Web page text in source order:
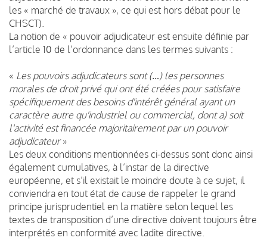
les « marché de travaux », ce qui est hors débat pour le
CHSCT).
La notion de « pouvoir adjudicateur est ensuite définie par
l’article 10 de l’ordonnance dans les termes suivants :
« Les pouvoirs adjudicateurs sont (…) les personnes
morales de droit privé qui ont été créées pour satisfaire
spécifiquement des besoins d'intérêt général ayant un
caractère autre qu'industriel ou commercial, dont a) soit
l'activité est financée majoritairement par un pouvoir
adjudicateur»
Les deux conditions mentionnées ci-dessus sont donc ainsi
également cumulatives, à l’instar de la directive
européenne, et s’il existait le moindre doute à ce sujet, il
conviendra en tout état de cause de rappeler le grand
principe jurisprudentiel en la matière selon lequel les
textes de transposition d’une directive doivent toujours être
interprétés en conformité avec ladite directive.